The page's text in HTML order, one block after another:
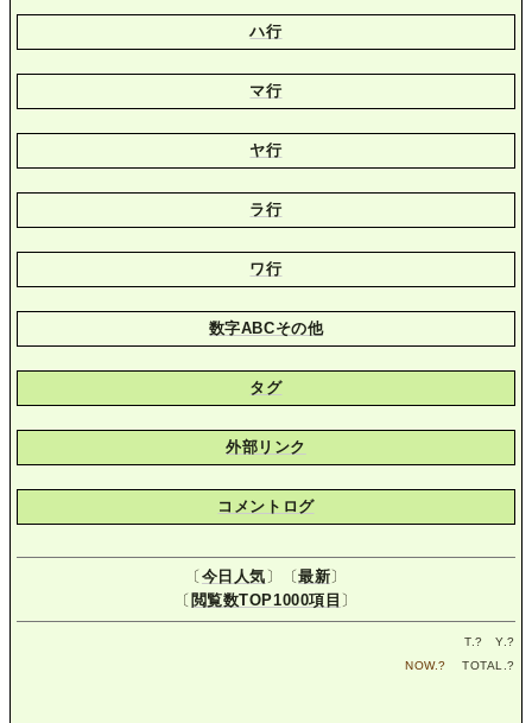
ハ行
マ行
ヤ行
ラ行
ワ行
数字ABCその他
タグ
外部リンク
コメントログ
〔 今日人気 〕〔最新〕
〔 閲覧数TOP1000項目 〕
T.? Y.?
NOW.? TOTAL.?